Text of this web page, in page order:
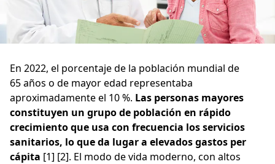
En 2022, el porcentaje de la población mundial de
65 años o de mayor edad representaba
aproximadamente el 10 %. Las personas mayores
constituyen un grupo de población en rápido
crecimiento que usa con frecuencia los servicios
sanitarios, lo que da lugar a elevados gastos per
cápita [1] [2]. El modo de vida moderno, con altos